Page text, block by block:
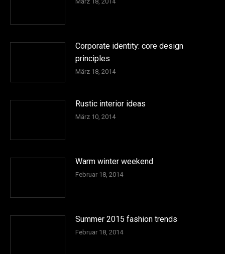
Corporate identity: core design
principles
März 18, 2014
Rustic interior ideas
März 10, 2014
Warm winter weekend
Februar 18, 2014
Summer 2015 fashion trends
Februar 18, 2014